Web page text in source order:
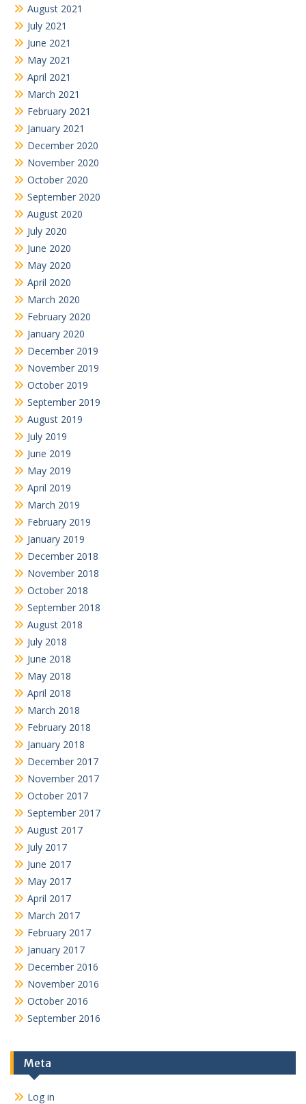
August 2021
July 2021
June 2021
May 2021
April 2021
March 2021
February 2021
January 2021
December 2020
November 2020
October 2020
September 2020
August 2020
July 2020
June 2020
May 2020
April 2020
March 2020
February 2020
January 2020
December 2019
November 2019
October 2019
September 2019
August 2019
July 2019
June 2019
May 2019
April 2019
March 2019
February 2019
January 2019
December 2018
November 2018
October 2018
September 2018
August 2018
July 2018
June 2018
May 2018
April 2018
March 2018
February 2018
January 2018
December 2017
November 2017
October 2017
September 2017
August 2017
July 2017
June 2017
May 2017
April 2017
March 2017
February 2017
January 2017
December 2016
November 2016
October 2016
September 2016
Meta
Log in